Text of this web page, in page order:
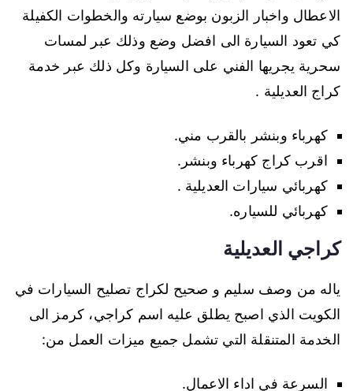
الاعطال واخبار الزبون بوضع سيارته والخطوات الكفيلة
كي تعود السيارة الى افضل وضع وذلك عبر لمسات
سحرية يجريها الفني على السيارة وكل ذلك عبر خدمة
كراج العديلية .
كهرباء وبنشر بالقرب مني.
اقرب كراج كهرباء وبنشر.
كهربائي سيارات العديلية .
كهربائي للسياره.
كراجي العديلية
ياله من وصف سليم و صحيح لكراج تصليح السيارات في
الكويت الذي اصبح يطلق عليه اسم كراجي، كرمز الى
الخدمة المتنقلة التي تشمل جميع ميزات العمل من:
السرعة في اداء الاعمال.